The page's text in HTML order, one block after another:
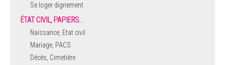
Se loger dignement
ÉTAT CIVIL, PAPIERS…
Naissance, Etat civil
Mariage, PACS
Décès, Cimetière